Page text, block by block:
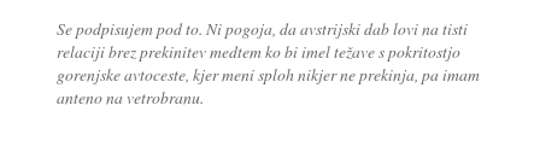
Se podpisujem pod to. Ni pogoja, da avstrijski dab lovi na tisti
relaciji brez prekinitev medtem ko bi imel težave s pokritostjo
gorenjske avtoceste, kjer meni sploh nikjer ne prekinja, pa imam
anteno na vetrobranu.